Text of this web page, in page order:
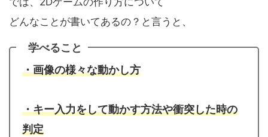
どんなことが書いてあるの？と言うと、
学べること
・画像の様々な動かし方
・キー入力をして動かす方法や衝突した時の
判定